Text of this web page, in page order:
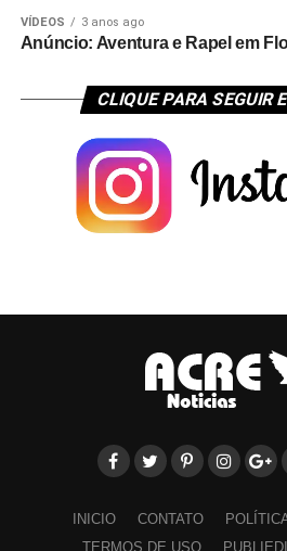
VÍDEOS 3 anos ago
Anúncio: Aventura e Rapel em
CLIQUE PARA SEGUIR
INICIO CONTATO
TERMOS DE USO